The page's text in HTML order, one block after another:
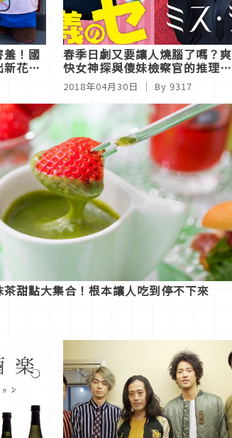
羞！國
花招
春季日劇又要讓人燒腦了嗎？爽
快女神探與傻妹檢察官的推理對
決
2018年04月30日 ｜ By 9317
甜點大集合！根本讓人吃到停不下來